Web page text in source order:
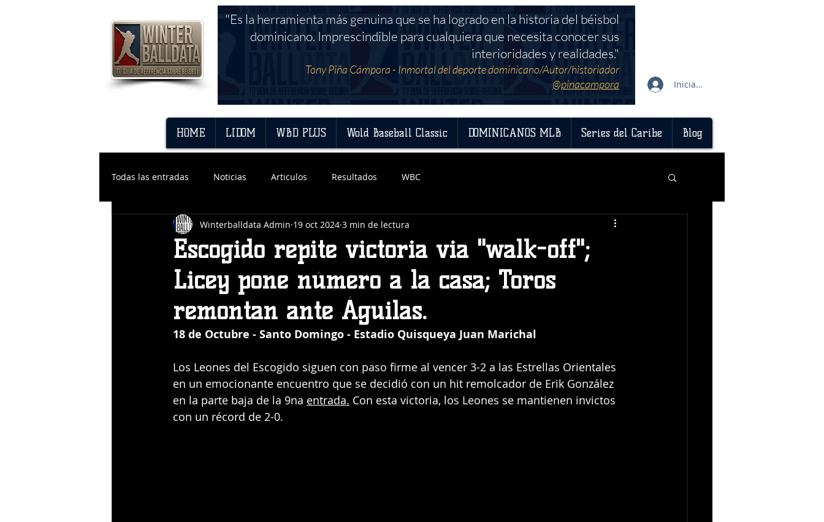
Iniciar sesión
HOME LIDOM WBD PLUS Wold Baseball Classic DOMINICANOS MLB Series del Caribe Blog
"Es la herramienta más genuina que se ha logrado en la historia del béisbol
dominicano. Imprescindible para cualquiera que necesita conocer sus
interioridades y realidades."
Tony Piña Cámpora - Inmortal del deporte dominicano/Autor/historiador
@pinacampora
Todas las entradas Noticias Articulos Resultados WBC
Escogido repite victoria via "walk-off";
Licey pone número a la casa; Toros
remontan ante Águilas.
Winterballdata Admin 19 oct 2024 3 min de lectura
18 de Octubre - Santo Domingo - Estadio Quisqueya Juan Marichal
Los Leones del Escogido siguen con paso firme al vencer 3-2 a las Estrellas Orientales
en un emocionante encuentro que se decidió con un hit remolcador de Erik González
en la parte baja de la 9na entrada. Con esta victoria, los Leones se mantienen invictos
con un récord de 2-0.